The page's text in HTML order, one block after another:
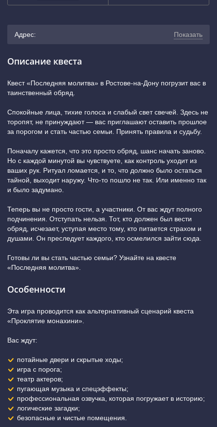
Адрес: Показать
+7 (863) 333-27-31
Описание квеста
Квест «Последняя молитва» в Ростове-на-Дону погрузит вас в
таинственный обряд.
Спокойные лица, тихие голоса и слабый свет свечей. Здесь не
торопят, не принуждают — вас приглашают оставить прошлое
за порогом и стать частью семьи. Принять правила и судьбу.
Поначалу кажется, что это просто обряд, шанс начать заново.
Но с каждой минутой вы чувствуете, как контроль уходит из
ваших рук. Ритуал ломается, и то, что должно было остаться
тайной, выходит наружу. Что-то пошло не так. Или именно так
и было задумано.
Теперь вы не просто гости, а участники. От вас ждут полного
подчинения. Отступать нельзя. Тот, кто должен был вести
обряд, исчезает, уступая место тому, кто питается страхом и
душами. Он преследует каждого, кто осмелился зайти сюда.
Готовы ли вы стать частью семьи? Узнайте на квесте
«Последняя молитва».
Особенности
Эта игра проводится как альтернативный сценарий квеста
«Проклятие монахини».
Вас ждут:
потайные двери и скрытые ходы;
игра с порога;
театр актеров;
пугающая музыка и спецэффекты;
профессиональная озвучка, которая погружает в историю;
логические загадки;
безопасные и чистые помещения.